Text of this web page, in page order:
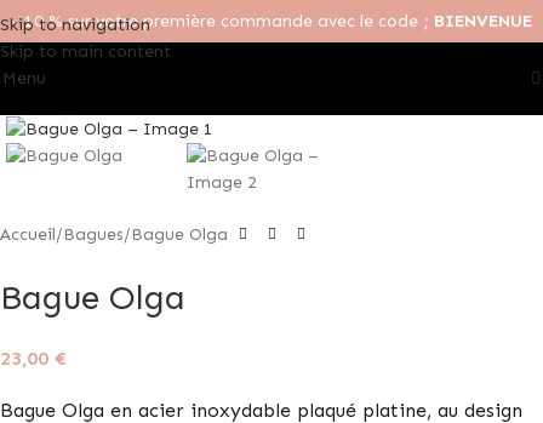
Skip to navigation
Skip to main content
- 10 % sur votre première commande avec le code ; BIENVENUE
Menu
Accueil Bagues Bague Olga
Bague Olga
23,00 €
Bague Olga en acier inoxydable plaqué platine, au design